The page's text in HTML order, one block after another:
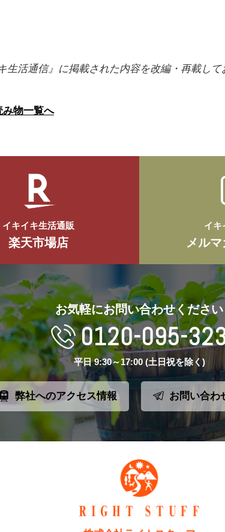
活通信』に掲載された内容を改編・再載して
み物一覧へ
イキイキ生活通販
楽天市場店
イキ
メル
お気軽にお問い合わせください
0120-095-
平日 9:30～17:00 (土日祝を除く)
弊社へのアクセス情報 お問い合わ